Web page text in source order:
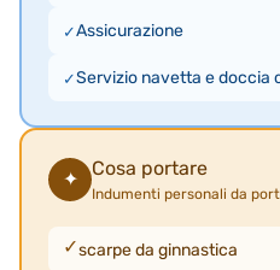
Assicurazione
Servizio navetta e doccia
✦ Cosa portare
Indumenti personali da
scarpe da ginnastica